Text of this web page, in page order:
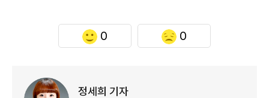
0 0
정세희 기자